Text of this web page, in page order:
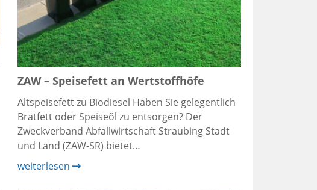
ZAW – Speisefett an Wertstoffhöfe
Altspeisefett zu Biodiesel Haben Sie gelegentlich
Bratfett oder Speiseöl zu entsorgen? Der
Zweckverband Abfallwirtschaft Straubing Stadt
und Land (ZAW-SR) bietet…
weiterlesen